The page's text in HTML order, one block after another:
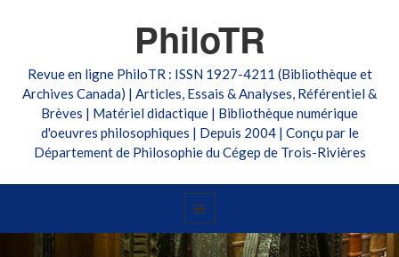
PhiloTR
Revue en ligne PhiloTR : ISSN 1927-4211 (Bibliothèque et
Archives Canada) | Articles, Essais & Analyses, Référentiel &
Brèves | Matériel didactique | Bibliothèque numérique
d'oeuvres philosophiques | Depuis 2004 | Conçu par le
Département de Philosophie du Cégep de Trois-Rivières